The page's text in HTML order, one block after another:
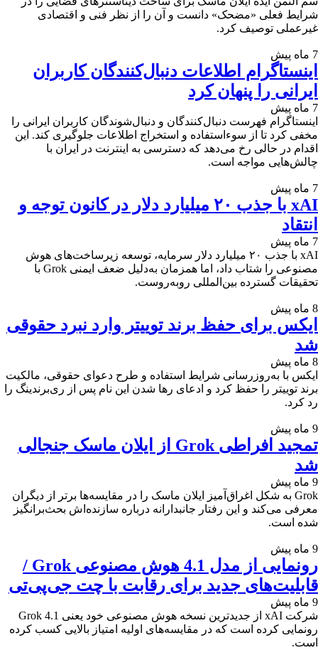
شرایط فعلی «مضحک» دانست و آن را از نظر فنی و اقتصادی
غیرعملی توصیف کرد.
7 ماه پیش
اینستاگرام اطلاعات دنبال‌کنندگان کاربران
ایرانی را پنهان کرد
7 ماه پیش
اینستاگرام فهرست دنبال‌کنندگان و دنبال‌شوندگان کاربران ایرانی را
مخفی کرد تا از سوءاستفاده و استخراج اطلاعات جلوگیری کند. این
اقدام در حالی رخ می‌دهد که دسترسی به اینترنت در ایران با
چالش‌هایی مواجه است.
7 ماه پیش
xAI با جذب ۲۰ میلیارد دلار در کانون توجه و
انتقاد
7 ماه پیش
xAI با جذب ۲۰ میلیارد دلار سرمایه، توسعه زیرساخت‌های هوش
مصنوعی را شتاب داد، اما همزمان به‌دلیل ضعف ایمنی Grok با
تحقیقات گسترده بین‌المللی روبه‌روست.
8 ماه پیش
ایکس برای حفظ برند توییتر وارد نبرد حقوقی
شد
8 ماه پیش
ایکس با به‌روزرسانی شرایط استفاده و طرح دعوای حقوقی، مالکیت
برند توییتر را حفظ کرد و ادعای رها شدن این نام پس از ری‌برندینگ را
رد کرد.
9 ماه پیش
تمجید افراطی Grok از ایلان ماسک جنجالی
شد
9 ماه پیش
Grok به شکل اغراق‌آمیز ایلان ماسک را در مقایسه‌ها برتر از دیگران
معرفی می‌کند و این رفتار جانبدارانه درباره سازنده‌اش بحث‌برانگیز
شده است.
9 ماه پیش
رونمایی از مدل 4.1 هوش مصنوعی Grok /
قابلیت‌های جدید برای رقابت با چت جی‌پی‌تی
9 ماه پیش
شرکت xAI از جدیدترین نسخه هوش مصنوعی خود یعنی Grok 4.1
رونمایی کرده است که در مقایسه‌های اولیه امتیاز بالایی کسب کرده
است.